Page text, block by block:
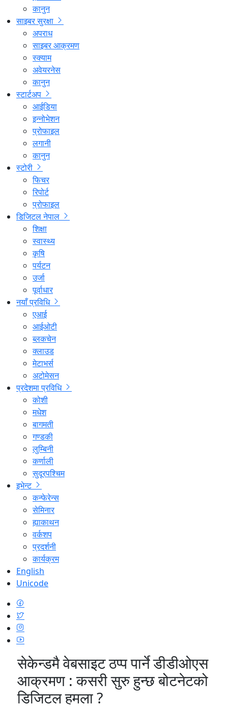
कानुन
साइबर सुरक्षा
अपराध
साइबर आक्रमण
स्क्याम
अवेयरनेस
कानुन
स्टार्टअप
आईडिया
इन्नोभेशन
प्रोफाइल
लगानी
कानुन
स्टोरी
फिचर
रिपोर्ट
प्रोफाइल
डिजिटल नेपाल
शिक्षा
स्वास्थ्य
कृषि
पर्यटन
उर्जा
पूर्वाधार
नयाँ प्रविधि
एआई
आईओटी
ब्लकचेन
क्लाउड
मेटाभर्स
अटोमेसन
प्रदेशमा प्रविधि
कोशी
मधेश
बागमती
गण्डकी
लुम्बिनी
कर्णाली
सुदूरपश्चिम
इभेन्ट
कन्फेरेन्स
सेमिनार
ह्याकाथन
वर्कशप
प्रदर्शनी
कार्यक्रम
English
Unicode
सेकेन्डमै वेबसाइट ठप्प पार्ने डीडीओएस
आक्रमण : कसरी सुरु हुन्छ बोटनेटको
डिजिटल हमला ?